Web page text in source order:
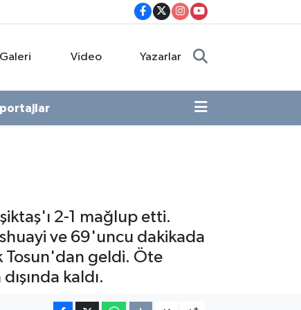
Video Yazarlar
2-1 mağlup etti.
ve 69'uncu dakikada
Tosun'dan geldi. Öte
kaldı.